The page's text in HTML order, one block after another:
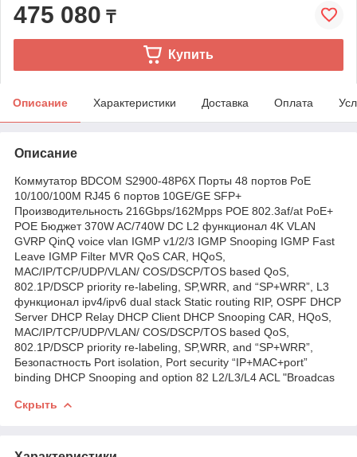
475 080 ₸
Купить
Описание Характеристики Доставка Оплата
Описание
Коммутатор BDCOM S2900-48P6X Порты 48 портов PoE
10/100/100M RJ45 6 портов 10GE/GE SFP+
Производительность 216Gbps/162Mpps POE 802.3af/at PoE+
POE Бюджет 370W AC/740W DC L2 функционал 4K VLAN
GVRP QinQ voice vlan IGMP v1/2/3 IGMP Snooping IGMP Fast
Leave IGMP Filter MVR QoS CAR, HQoS,
MAC/IP/TCP/UDP/VLAN/ COS/DSCP/TOS based QoS,
802.1P/DSCP priority re-labeling, SP,WRR, and “SP+WRR”, L3
функционал ipv4/ipv6 dual stack Static routing RIP, OSPF DHCP
Server DHCP Relay DHCP Client DHCP Snooping CAR, HQoS,
MAC/IP/TCP/UDP/VLAN/ COS/DSCP/TOS based QoS,
802.1P/DSCP priority re-labeling, SP,WRR, and “SP+WRR”,
Безопастность Port isolation, Port security “IP+MAC+port”
binding DHCP Snooping and option 82 L2/L3/L4 ACL "Broadcas
Скрыть